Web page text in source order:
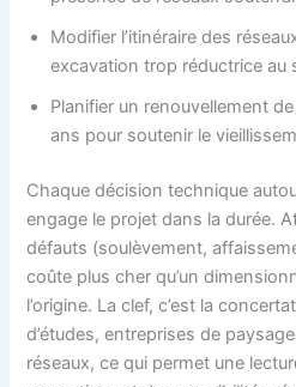
Modifier l’itinéraire des
excavation trop réductrice au
Planifier un renouvellement
ans pour soutenir le
Chaque décision technique
engage le projet dans la durée.
défauts (soulèvement,
coûte plus cher qu’un
l’origine. La clef, c’est la
d’études, entreprises de
réseaux, ce qui permet une